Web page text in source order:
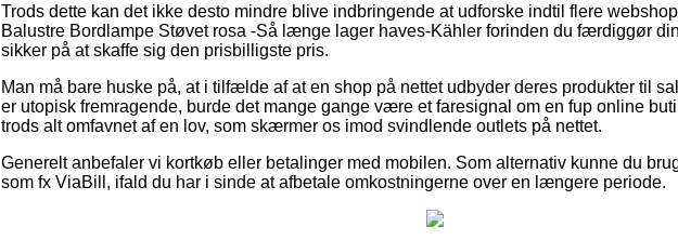
Trods dette kan det ikke desto mindre blive indbringende at udforske indtil flere
Balustre Bordlampe Støvet rosa -Så længe lager haves-Kähler forinden du færdiggør
sikker på at skaffe sig den prisbilligste pris.
Man må bare huske på, at i tilfælde af at en shop på nettet udbyder deres produkter til
er utopisk fremragende, burde det mange gange være et faresignal om en fup online
trods alt omfavnet af en lov, som skærmer os imod svindlende outlets på nettet.
Generelt anbefaler vi kortkøb eller betalinger med mobilen. Som alternativ kunne du
som fx ViaBill, ifald du har i sinde at afbetale omkostningerne over en længere periode.